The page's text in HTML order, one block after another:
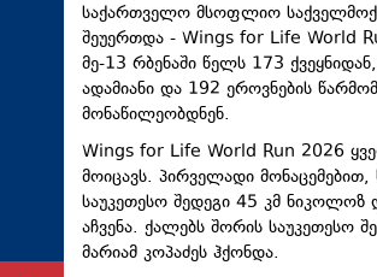
თავდაცვა
რეგიონი
კულტურა
სპორტი
ტექნოლოგიები
ტაბლოიდი
საქართველო მსოფლიო
შეუერთდა - Wings for Life World
მე-13 რბენაში წელს 173
ადამიანი და 192 ეროვნების
მონაწილეობდნენ.
Wings for Life World Run 2026
მოიცავს. პირველადი
საუკეთესო შედეგი 45 კმ ნიკოლოზ
აჩვენა. ქალებს შორის საუკეთესო
მარიამ კოპაძეს ჰქონდა.